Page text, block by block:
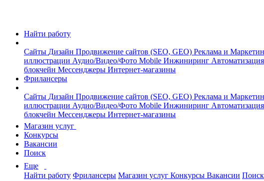
Найти работу
Сайты Дизайн Продвижение сайтов (SEO, GEO) Реклама и
иллюстрации Аудио/Видео/Фото Mobile Инжиниринг
блокчейн Мессенджеры Интернет-магазины
Фрилансеры
Сайты Дизайн Продвижение сайтов (SEO, GEO) Реклама и
иллюстрации Аудио/Видео/Фото Mobile Инжиниринг
блокчейн Мессенджеры Интернет-магазины
Магазин услуг
Конкурсы
Вакансии
Поиск
Еще
Найти работу Фрилансеры Магазин услуг Конкурсы Вакансии Поиск